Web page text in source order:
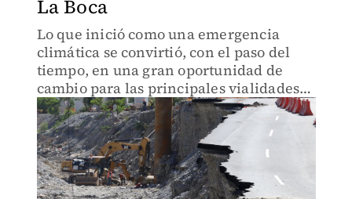
La Boca
Lo que inició como una emergencia
climática se convirtió, con el paso del
tiempo, en una gran oportunidad de
cambio para las principales vialidades
de Monterrey y de comunidades rurales.